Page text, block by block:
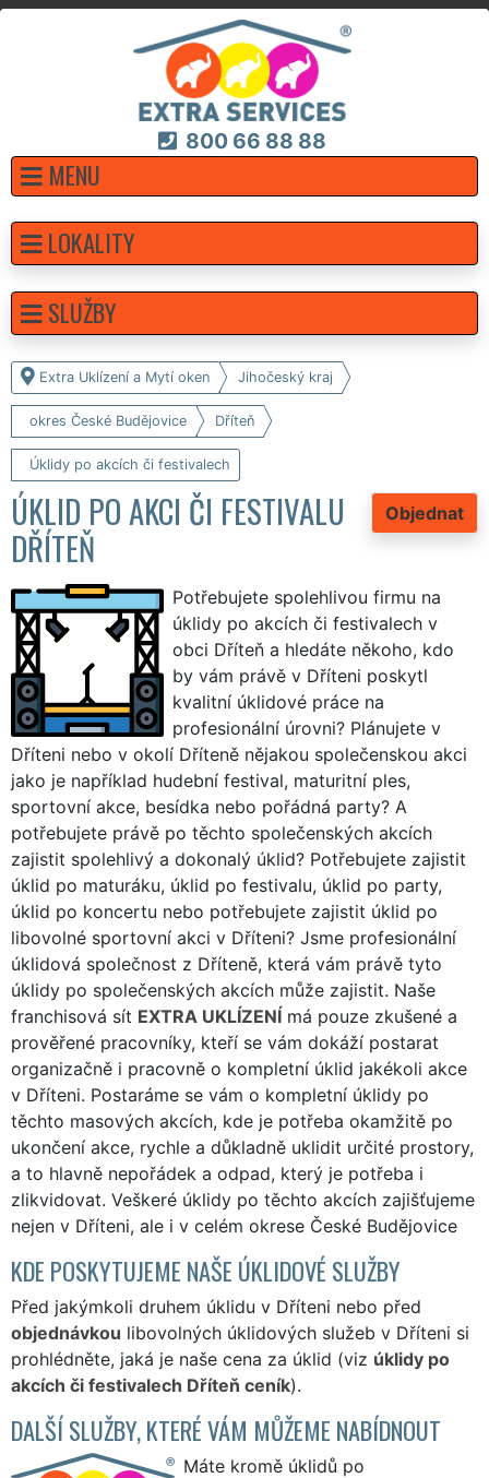
800 66 88 88
MENU
Extra Uklízení a Mytí oken Jihočeský kraj
okres České Budějovice Dříteň
Úklidy po akcích či festivalech
Objednat
ÚKLID PO AKCI ČI FESTIVALU
DŘÍTEŇ
Potřebujete spolehlivou firmu na
úklidy po akcích či festivalech v
obci Dříteň a hledáte někoho, kdo
by vám právě v Dříteni poskytl
kvalitní úklidové práce na
profesionální úrovni? Plánujete v
Dříteni nebo v okolí Dříteně nějakou společenskou akci
jako je například hudební festival, maturitní ples,
sportovní akce, besídka nebo pořádná party? A
potřebujete právě po těchto společenských akcích
zajistit spolehlivý a dokonalý úklid? Potřebujete zajistit
úklid po maturáku, úklid po festivalu, úklid po party,
úklid po koncertu nebo potřebujete zajistit úklid po
libovolné sportovní akci v Dříteni? Jsme profesionální
úklidová společnost z Dříteně, která vám právě tyto
úklidy po společenských akcích může zajistit. Naše
franchisová sít EXTRA UKLÍZENÍ má pouze zkušené a
prověřené pracovníky, kteří se vám dokáží postarat
organizačně i pracovně o kompletní úklid jakékoli akce
v Dříteni. Postaráme se vám o kompletní úklidy po
těchto masových akcích, kde je potřeba okamžitě po
ukončení akce, rychle a důkladně uklidit určité prostory,
a to hlavně nepořádek a odpad, který je potřeba i
zlikvidovat. Veškeré úklidy po těchto akcích zajišťujeme
nejen v Dříteni, ale i v celém okrese České Budějovice
KDE POSKYTUJEME NAŠE ÚKLIDOVÉ SLUŽBY
Před jakýmkoli druhem úklidu v Dříteni nebo před
objednávkou libovolných úklidových služeb v Dříteni si
prohlédněte, jaká je naše cena za úklid (viz úklidy po
akcích či festivalech Dříteň ceník).
DALŠÍ SLUŽBY, KTERÉ VÁM MŮŽEME NABÍDNOUT
Máte kromě úklidů po
LOKALITY
SLUŽBY